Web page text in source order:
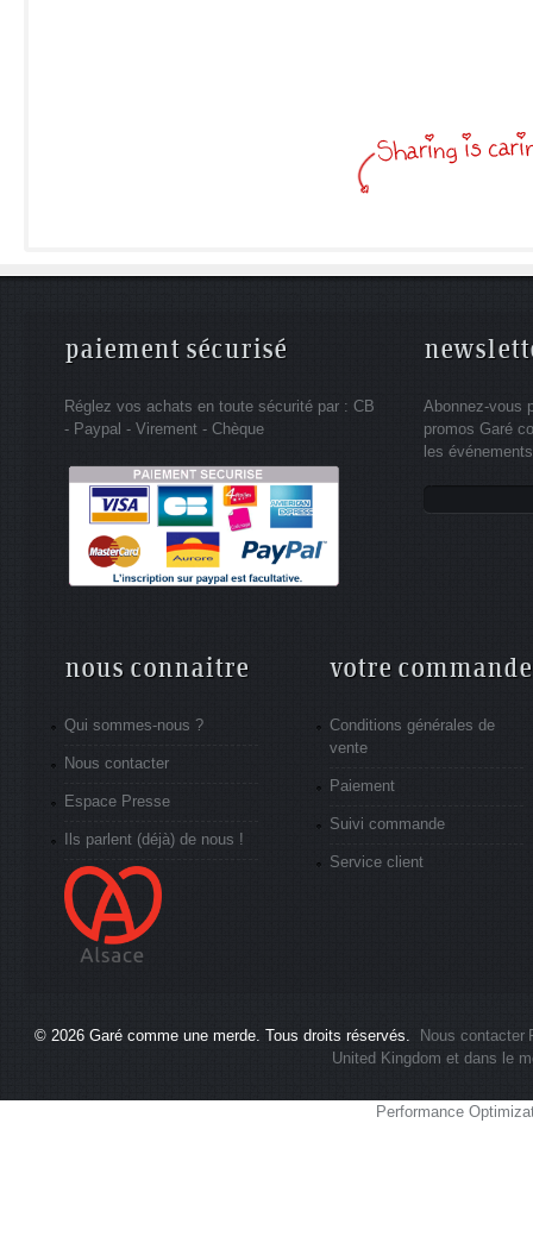
paiement sécurisé
Réglez vos achats en toute sécurité par : CB
- Paypal - Virement - Chèque
Abonnez-vous
promos Garé
les
nous connaitre
Qui sommes-nous ?
Nous contacter
Espace Presse
Ils parlent (déjà) de nous !
votre commande
Conditions générales de
vente
Paiement
Suivi commande
Service client
© 2026 Garé comme une merde . Tous droits réservés. Nous contacter
United Kingdom et dans le
Performance